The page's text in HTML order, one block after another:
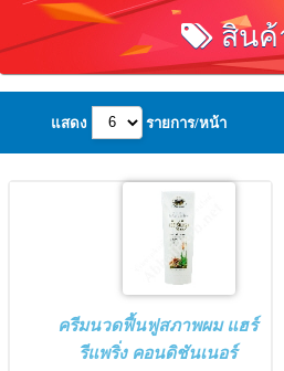
สินค้
แสดง รายการ/หน้า
ครีมนวดฟื้นฟูสภาพผม แฮร์
รีแพริ่ง คอนดิชันเนอร์